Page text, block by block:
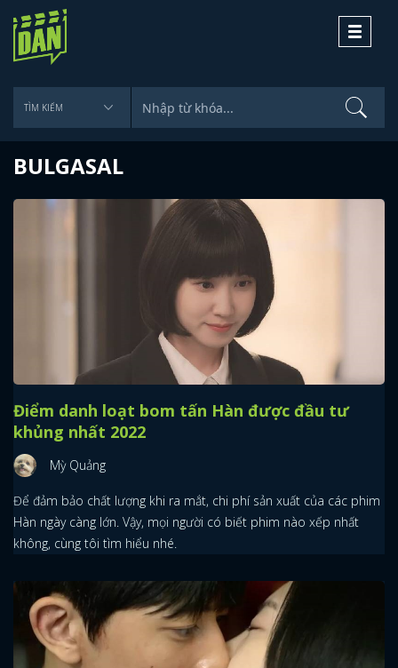
Toggle
BULGASAL
Điểm danh loạt bom tấn Hàn được đầu tư
khủng nhất 2022
Mỳ Quảng
Để đảm bảo chất lượng khi ra mắt, chi phí sản xuất của các phim
Hàn ngày càng lớn. Vậy, mọi người có biết phim nào xếp nhất
không, cùng tôi tìm hiểu nhé.